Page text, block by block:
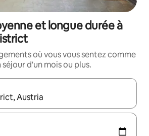
et longue durée à
où vous vous sentez comme
d'un mois ou plus.
s'affichent, utilisez les flèches vers le